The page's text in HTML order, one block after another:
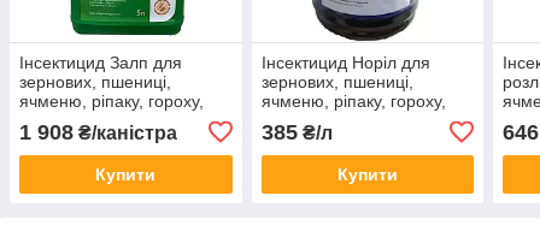
Інсектицид Залп для
зернових, пшениці,
ячменю, ріпаку, гороху,
плодових дерев
1 908 ₴/каністра
Купити
Інсектицид Норіл для
зернових, пшениці,
ячменю, ріпаку, гороху,
плодових дерев
385₴/л
Купити
(50
646